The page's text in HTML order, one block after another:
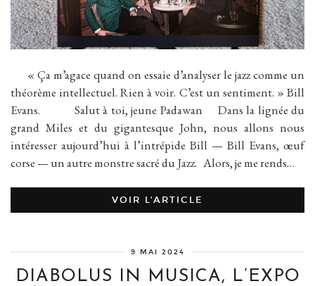
« Ça m’agace quand on essaie d’analyser le jazz comme un
théorème intellectuel. Rien à voir. C’est un sentiment. » Bill
Evans. Salut à toi, jeune Padawan Dans la lignée du
grand Miles et du gigantesque John, nous allons nous
intéresser aujourd’hui à l’intrépide Bill — Bill Evans, œuf
corse — un autre monstre sacré du Jazz. Alors, je me rends…
VOIR L’ARTICLE
9 MAI 2024
DIABOLUS IN MUSICA, L’EXPO